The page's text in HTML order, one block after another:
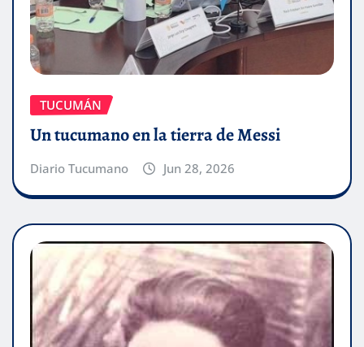
TUCUMÁN
Un tucumano en la tierra de Messi
Diario Tucumano Jun 28, 2026